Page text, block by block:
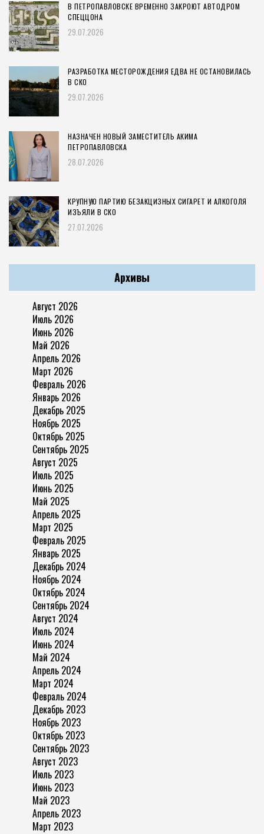
В ПЕТРОПАВЛОВСКЕ ВРЕМЕННО ЗАКРОЮТ АВТОДРОМ
СПЕЦЦОНА
29.07.2026
РАЗРАБОТКА МЕСТОРОЖДЕНИЯ ЕДВА НЕ ОСТАНОВИЛАСЬ
В СКО
29.07.2026
НАЗНАЧЕН НОВЫЙ ЗАМЕСТИТЕЛЬ АКИМА
ПЕТРОПАВЛОВСКА
28.07.2026
КРУПНУЮ ПАРТИЮ БЕЗАКЦИЗНЫХ СИГАРЕТ И АЛКОГОЛЯ
ИЗЪЯЛИ В СКО
27.07.2026
Архивы
Август 2026
Июль 2026
Июнь 2026
Май 2026
Апрель 2026
Март 2026
Февраль 2026
Январь 2026
Декабрь 2025
Ноябрь 2025
Октябрь 2025
Сентябрь 2025
Август 2025
Июль 2025
Июнь 2025
Май 2025
Апрель 2025
Март 2025
Февраль 2025
Январь 2025
Декабрь 2024
Ноябрь 2024
Октябрь 2024
Сентябрь 2024
Август 2024
Июль 2024
Июнь 2024
Май 2024
Апрель 2024
Март 2024
Февраль 2024
Декабрь 2023
Ноябрь 2023
Октябрь 2023
Сентябрь 2023
Август 2023
Июль 2023
Июнь 2023
Май 2023
Апрель 2023
Март 2023